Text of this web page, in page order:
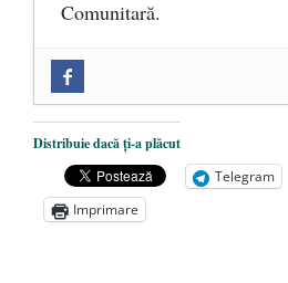
Comunitară.
Mănăstirea „Sfânta
Nicolae Steinhardt,
de la naștere - 29 iulie
„Carnea cultivată” în
Distribuie dacă ți-a plăcut
Telegram
Imprimare